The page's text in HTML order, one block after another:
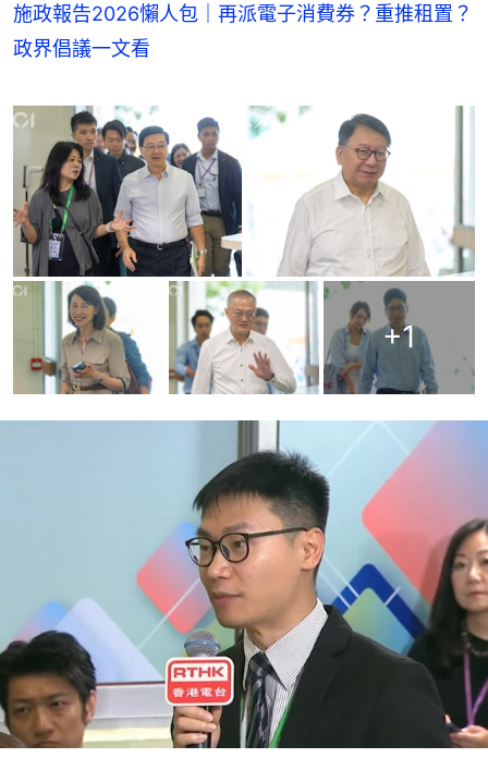
施政報告2026懶人包｜再派電子消費券？重推租置？
政界倡議一文看
+1